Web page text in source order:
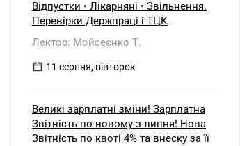
Відпустки • Лікарняні • Звільнення.
Перевірки Держпраці і ТЦК
Лектор: Мойсеєнко Т.
11 серпня, вівторок
Великі зарплатні зміни! Зарплатна
Звітність по-новому з липня! Нова
Звітність по квоті 4% та внеску за її